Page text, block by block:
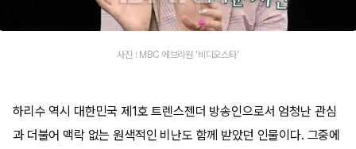
사진 : MBC 에브리원 '비디오스타'
하리수 역시 대한민국 제1호 트렌스젠더 방송인으로서 엄청난 관심
과 더불어 맥락 없는 원색적인 비난도 함께 받았던 인물이다. 그중에